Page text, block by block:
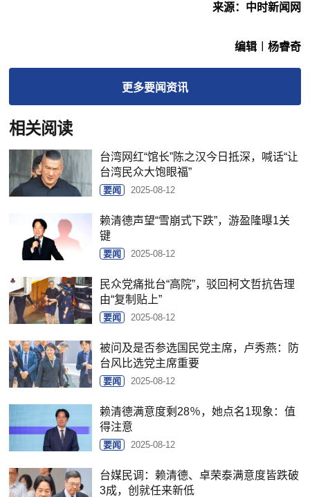
来源：中时新闻网
编辑︱杨睿奇
更多要闻资讯
相关阅读
台湾网红“馆长”陈之汉今日抵深，喊话“让
台湾民众大饱眼福”
要闻 2025-08-12
赖清德声望“雪崩式下跌”，游盈隆曝1关
键
要闻 2025-08-12
民众党痛批台“高院”，驳回柯文哲抗告理
由“复制贴上”
要闻 2025-08-12
被问及是否参选国民党主席，卢秀燕：防
台风比选党主席重要
要闻 2025-08-12
赖清德满意度剩28％，她点名1现象：值
得注意
要闻 2025-08-12
台媒民调：赖清德、卓荣泰满意度皆跌破
3成，创就任来新低